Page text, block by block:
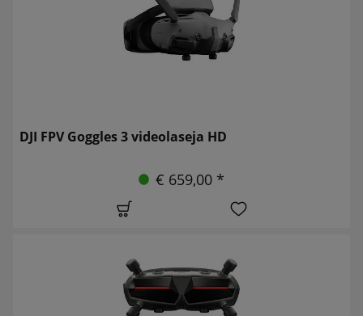
DJI FPV Goggles 3 videolaseja HD
€ 659,00 *